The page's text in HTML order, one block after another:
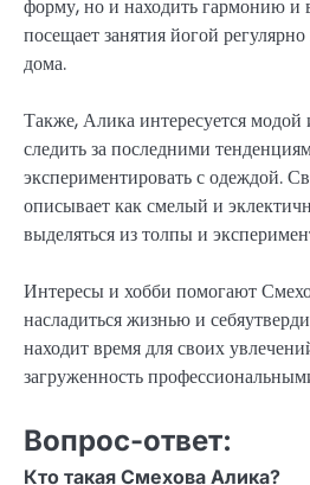
форму, но и находить гармонию и
посещает занятия йогой
дома.
Также, Алика интересуется
следить за последними
экспериментировать с одеждой.
описывает как смелый и
выделяться из толпы и
Интересы и хобби помогают
насладиться жизнью и
находит время для своих
загруженность
Вопрос-ответ:
Кто такая Смехова Алика?